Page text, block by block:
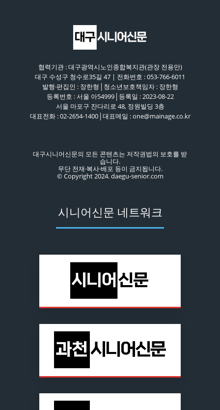
협력기관 : 대구광역시노인종합복지관(관장 전용만)
대구 수성구 청수로35길 47 | 전화번호 : 053-766-6011
발행·편집인 : 장한형│청소년보호책임자 : 장한형
등록번호 : 서울 아54999│등록일 : 2023-08-22
서울 마포구 잔다리로 48, 정원빌딩 3층
대표전화 : 02-2654-1400│대표메일 : one@mainage.co.kr
대구시니어신문의 모든 콘텐츠는 저작권법의 보호를 받
습니다.
무단 전재·복사·배포 등이 금지됩니다.
© Copyright 2024. daegu-senior.com
시니어신문 네트워크